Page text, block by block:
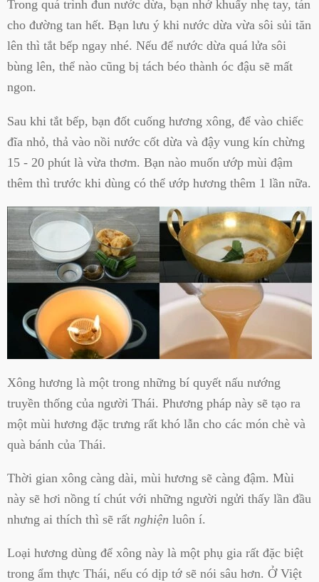
Trong quá trình đun nước dừa, bạn nhớ khuấy nhẹ tay, tán
cho đường tan hết. Bạn lưu ý khi nước dừa vừa sôi sủi tăn
lên thì tắt bếp ngay nhé. Nếu để nước dừa quá lửa sôi
bùng lên, thể nào cũng bị tách béo thành óc đậu sẽ mất
ngon.
Sau khi tắt bếp, bạn đốt cuống hương xông, để vào chiếc
đĩa nhỏ, thả vào nồi nước cốt dừa và đậy vung kín chừng
15 - 20 phút là vừa thơm. Bạn nào muốn ướp mùi đậm
thêm thì trước khi dùng có thể ướp hương thêm 1 lần nữa.
Xông hương là một trong những bí quyết nấu nướng
truyền thống của người Thái. Phương pháp này sẽ tạo ra
một mùi hương đặc trưng rất khó lẫn cho các món chè và
quà bánh của Thái.
Thời gian xông càng dài, mùi hương sẽ càng đậm. Mùi
này sẽ hơi nồng tí chút với những người ngửi thấy lần đầu
nhưng ai thích thì sẽ rất nghiện luôn í.
Loại hương dùng để xông này là một phụ gia rất đặc biệt
trong ẩm thực Thái, nếu có dịp tớ sẽ nói sâu hơn. Ở Việt